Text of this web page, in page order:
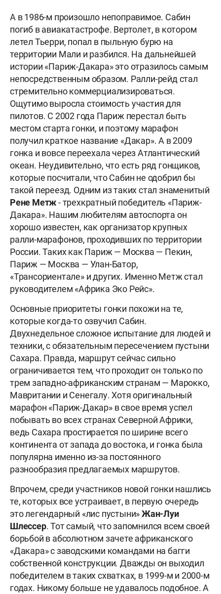
А в 1986-м произошло непоправимое. Сабин
погиб в авиакатастрофе. Вертолет, в котором
летел Тьерри, попал в пыльную бурю на
территории Мали и разбился. На дальнейшей
истории «Париж-Дакара» это отразилось самым
непосредственным образом. Ралли-рейд стал
стремительно коммерциализироваться.
Ощутимо выросла стоимость участия для
пилотов. С 2002 года Париж перестал быть
местом старта гонки, и поэтому марафон
получил краткое название «Дакар». А в 2009
гонка и вовсе переехала через Атлантический
океан. Неудивительно, что есть ряд гонщиков,
которые посчитали, что Сабин не одобрил бы
такой переезд. Одним из таких стал знаменитый
Рене Метж-трехкратный победитель «Париж-
Дакара». Нашим любителям автоспорта он
хорошо известен, как организатор крупных
ралли-марафонов, проходивших по территории
России. Таких как Париж — Москва — Пекин,
Париж — Москва — Улан-Батор,
«Трансориентале» и других. Именно Метж стал
руководителем «Африка Эко Рейс».
Основные приоритеты гонки похожи на те,
которые когда-то озвучил Сабин.
Двухнедельное сложное испытание для людей и
техники, с обязательным пересечением пустыни
Сахара. Правда, маршрут сейчас сильно
ограничивается тем, что проходит он только по
трем западно-африканским странам — Марокко,
Мавритании и Сенегалу. Хотя оригинальный
марафон «Париж-Дакар» в свое время успел
побывать во всех странах Северной Африки,
ведь Сахара простирается по ширине всего
континента от запада до востока, и гонка была
популярна именно из-за постоянного
разнообразия предлагаемых маршрутов.
Впрочем, среди участников новой гонки нашлись
те, которых все устраивает, в первую очередь
это легендарный «лис пустыни»Жан-Луи
Шлессер. Тот самый, что запомнился всем своей
борьбой в абсолютном зачете африканского
«Дакара» с заводскими командами на багги
собственной конструкции. Дважды он выходил
победителем в таких схватках, в 1999-м и 2000-м
годах. Никому больше не удавалось подобное. А